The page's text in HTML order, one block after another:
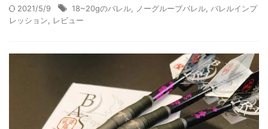
2021/5/9 18~20gのバレル ノーグルーブバレル バレルインプ
レッション
レビュー